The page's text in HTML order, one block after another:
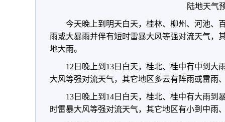
陆地天气
今天晚上到明天白天，桂林、柳州、河池、
雨或大暴雨并伴有短时雷暴大风等强对流天气，
地大雨。
12日晚上到13日白天，桂北、桂中有中到大
大风等强对流天气，其它地区多云有阵雨或雷雨
13日晚上到14日白天，桂北、桂中有大雨到
时雷暴大风等强对流天气，其它地区有小到中雨